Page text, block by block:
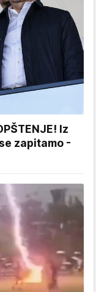
Iz
zapitamo -